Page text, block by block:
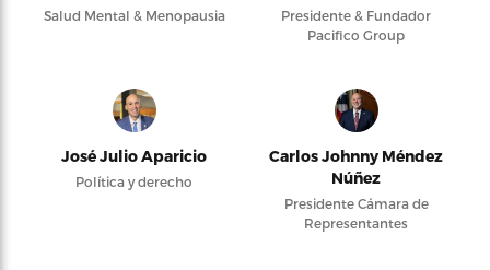
Salud Mental & Menopausia
Presidente & Fundador
Pacifico Group
José Julio Aparicio
Política y derecho
Carlos Johnny Méndez
Núñez
Presidente Cámara de
Representantes